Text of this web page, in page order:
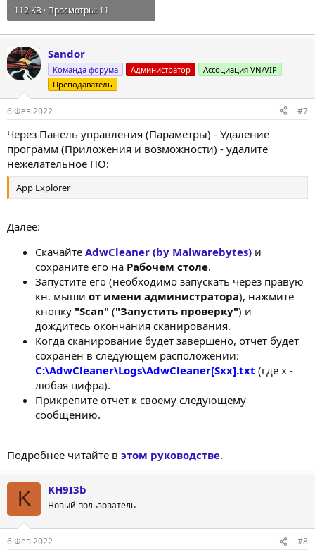
112 KB · Просмотры: 11
Sandor
Команда форума Администратор
Ассоциация VN/VIP
Преподаватель
6 Фев 2022 #7
Через Панель управления (Параметры) - Удаление
программ (Приложения и возможности) - удалите
нежелательное ПО:
App Explorer
Далее:
Скачайте AdwCleaner (by Malwarebytes) и
сохраните его на Рабочем столе.
Запустите его (необходимо запускать через правую
кн. мыши от имени администратора), нажмите
кнопку "Scan" ("Запустить проверку") и
дождитесь окончания сканирования.
Когда сканирование будет завершено, отчет будет
сохранен в следующем расположении:
C:\AdwCleaner\Logs\AdwCleaner[Sxx].txt (где x -
любая цифра).
Прикрепите отчет к своему следующему
сообщению.
Подробнее читайте в этом руководстве.
K KH9I3b
Новый пользователь
6 Фев 2022 #8